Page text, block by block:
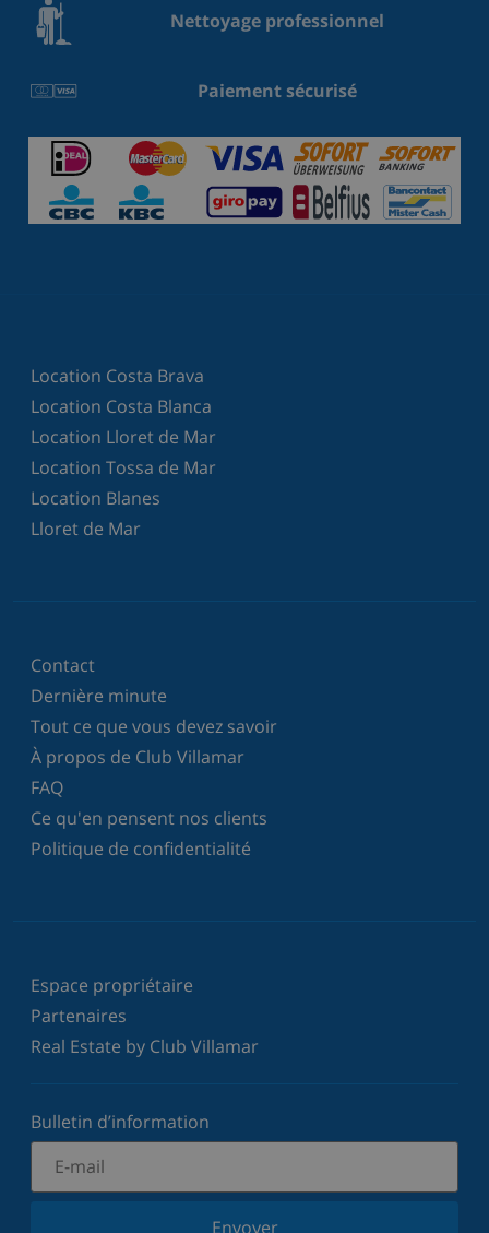
Nettoyage professionnel
Paiement sécurisé
Location Costa Brava
Location Costa Blanca
Location Lloret de Mar
Location Tossa de Mar
Location Blanes
Lloret de Mar
Contact
Dernière minute
Tout ce que vous devez savoir
À propos de Club Villamar
FAQ
Ce qu'en pensent nos clients
Politique de confidentialité
Espace propriétaire
Partenaires
Real Estate by Club Villamar
Bulletin d’information
Envoyer